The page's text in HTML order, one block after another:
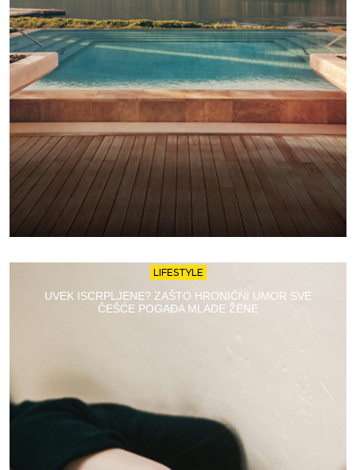
LIFESTYLE
UVEK ISCRPLJENE? ZAŠTO HRONIČNI UMOR SVE
ČEŠĆE POGAĐA MLADE ŽENE